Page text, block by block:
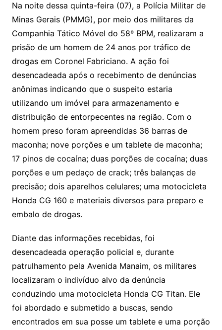
Na noite dessa quinta-feira (07), a Polícia Militar de
Minas Gerais (PMMG), por meio dos militares da
Companhia Tático Móvel do 58º BPM, realizaram a
prisão de um homem de 24 anos por tráfico de
drogas em Coronel Fabriciano. A ação foi
desencadeada após o recebimento de denúncias
anônimas indicando que o suspeito estaria
utilizando um imóvel para armazenamento e
distribuição de entorpecentes na região. Com o
homem preso foram apreendidas 36 barras de
maconha; nove porções e um tablete de maconha;
17 pinos de cocaína; duas porções de cocaína; duas
porções e um pedaço de crack; três balanças de
precisão; dois aparelhos celulares; uma motocicleta
Honda CG 160 e materiais diversos para preparo e
embalo de drogas.
Diante das informações recebidas, foi
desencadeada operação policial e, durante
patrulhamento pela Avenida Manaim, os militares
localizaram o indivíduo alvo da denúncia
conduzindo uma motocicleta Honda CG Titan. Ele
foi abordado e submetido a buscas, sendo
encontrados em sua posse um tablete e uma porção